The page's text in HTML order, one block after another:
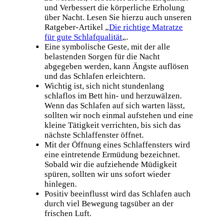
und Verbessert die körperliche Erholung
über Nacht. Lesen Sie hierzu auch unseren
Ratgeber-Artikel „Die richtige Matratze
für gute Schlafqualität„.
Eine symbolische Geste, mit der alle
belastenden Sorgen für die Nacht
abgegeben werden, kann Ängste auflösen
und das Schlafen erleichtern.
Wichtig ist, sich nicht stundenlang
schlaflos im Bett hin- und herzuwälzen.
Wenn das Schlafen auf sich warten lässt,
sollten wir noch einmal aufstehen und eine
kleine Tätigkeit verrichten, bis sich das
nächste Schlaffenster öffnet.
Mit der Öffnung eines Schlaffensters wird
eine eintretende Ermüdung bezeichnet.
Sobald wir die aufziehende Müdigkeit
spüren, sollten wir uns sofort wieder
hinlegen.
Positiv beeinflusst wird das Schlafen auch
durch viel Bewegung tagsüber an der
frischen Luft.